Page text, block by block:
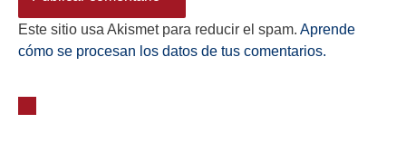
Este sitio usa Akismet para reducir el spam. Aprende
cómo se procesan los datos de tus comentarios.